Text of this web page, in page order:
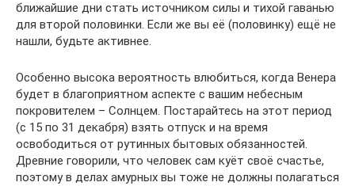
ближайшие дни стать источником силы и тихой гаванью
для второй половинки. Если же вы её (половинку) ещё не
нашли, будьте активнее.
Особенно высока вероятность влюбиться, когда Венера
будет в благоприятном аспекте с вашим небесным
покровителем – Солнцем. Постарайтесь на этот период
(с 15 по 31 декабря) взять отпуск и на время
освободиться от рутинных бытовых обязанностей.
Древние говорили, что человек сам куёт своё счастье,
поэтому в делах амурных вы тоже не должны полагаться